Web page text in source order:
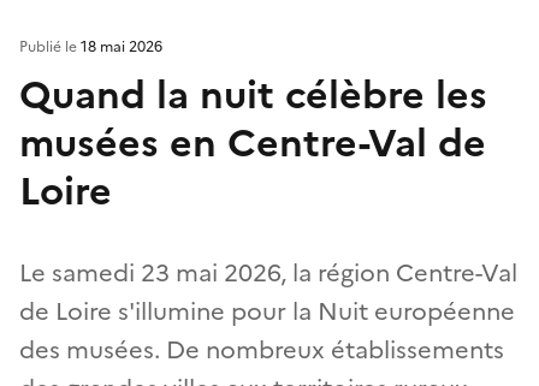
Quand la nuit célèbre les
musées en Centre-Val de
Loire
Le samedi 23 mai 2026, la région Centre-Val
de Loire s'illumine pour la Nuit européenne
des musées. De nombreux établissements
Publié le18 mai 2026